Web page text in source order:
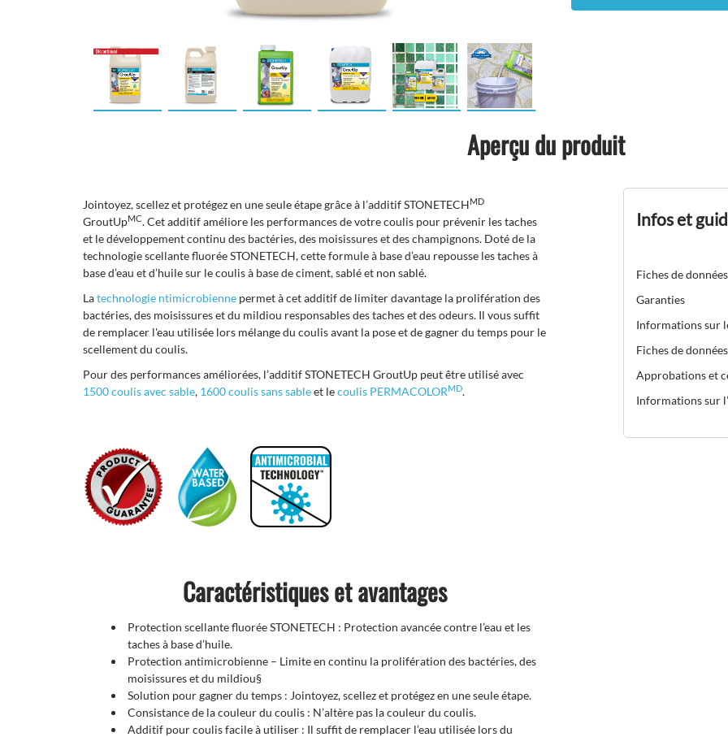
Aperçu du produit
Jointoyez, scellez et protégez en une seule étape grâce à l’additif STONETECHMD
GroutUpMC. Cet additif améliore les performances de votre coulis pour prévenir les taches
et le développement continu des bactéries, des moisissures et des champignons. Doté de la
technologie scellante fluorée STONETECH, cette formule à base d’eau repousse les taches à
base d’eau et d’huile sur le coulis à base de ciment, sablé et non sablé.
Latechnologie ntimicrobienne permet à cet additif de limiter davantage la prolifération des
bactéries, des moisissures et du mildiou responsables des taches et des odeurs. Il vous suffit
de remplacer l'eau utilisée lors mélange du coulis avant la pose et de gagner du temps pour le
scellement du coulis.
Pour des performances améliorées, l’additif STONETECH GroutUp peut être utilisé avec
1500 coulis avec sable, 1600 coulis sans sableet lecoulis PERMACOLORMD.
Infos et
Fiches de
Garanties
Informations sur
Fiches de
Approbations et
Informations sur
Caractéristiques et avantages
Protection scellante fluorée STONETECH : Protection avancée contre l’eau et les
taches à base d’huile.
Protection antimicrobienne – Limite en continu la prolifération des bactéries, des
moisissures et du mildiou§
Solution pour gagner du temps : Jointoyez, scellez et protégez en une seule étape.
Consistance de la couleur du coulis : N’altère pas la couleur du coulis.
Additif pour coulis facile à utiliser : Il suffit de remplacer l’eau utilisée lors du